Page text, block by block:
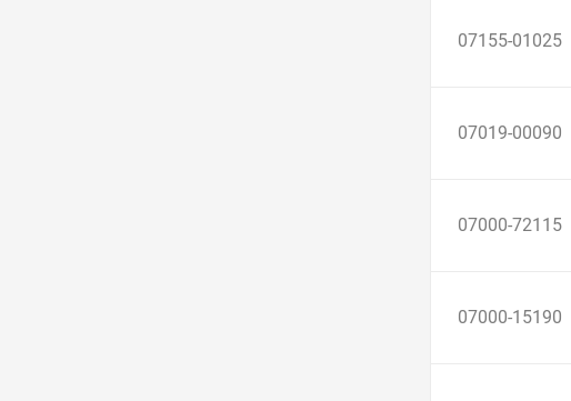
07155-01025
07019-00090
07000-72115
07000-15190